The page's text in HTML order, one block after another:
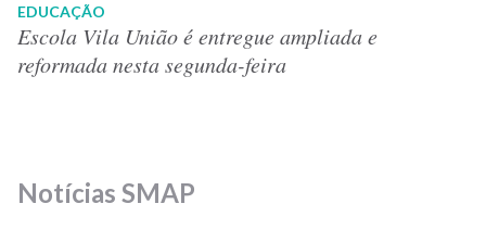
EDUCAÇÃO
Escola Vila União é entregue ampliada e
reformada nesta segunda-feira
Notícias SMAP